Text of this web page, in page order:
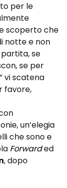
per le
scoperto che
notte e non
partita, se
se per
vi scatena
favore,
un’elegia
che sono e
Forwarded
, dopo